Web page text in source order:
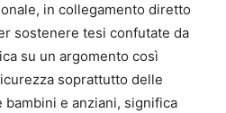
in collegamento diretto
sostenere tesi confutate da
su un argomento così
soprattutto delle
e anziani, significa